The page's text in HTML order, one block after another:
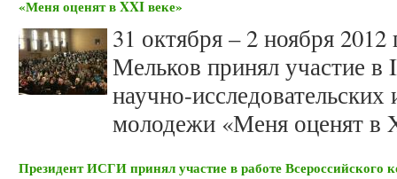
«Меня оценят в XXI веке»
31 октября – 2 ноября
Мельков принял участие в
научно-
молодежи «Меня оценят в
Президент ИСГИ принял участие в работе Всероссийского